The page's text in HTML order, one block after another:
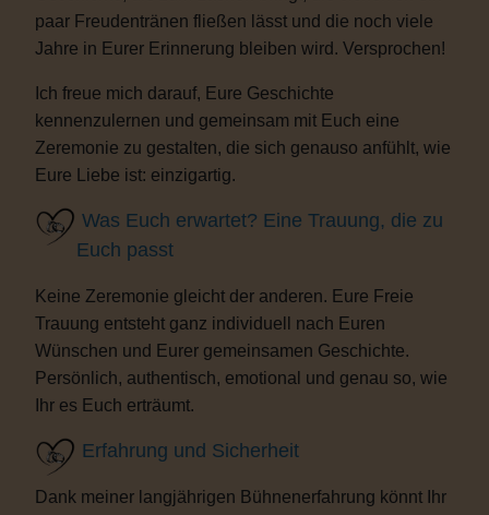
paar Freudentränen fließen lässt und die noch viele
Jahre in Eurer Erinnerung bleiben wird. Versprochen!
Ich freue mich darauf, Eure Geschichte
kennenzulernen und gemeinsam mit Euch eine
Zeremonie zu gestalten, die sich genauso anfühlt, wie
Eure Liebe ist: einzigartig.
Was Euch erwartet? Eine Trauung, die zu
Euch passt
Keine Zeremonie gleicht der anderen. Eure Freie
Trauung entsteht ganz individuell nach Euren
Wünschen und Eurer gemeinsamen Geschichte.
Persönlich, authentisch, emotional und genau so, wie
Ihr es Euch erträumt.
Erfahrung und Sicherheit
Dank meiner langjährigen Bühnenerfahrung könnt Ihr